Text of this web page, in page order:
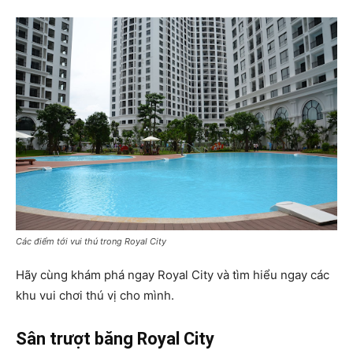
Các điểm tới vui thú trong Royal City
Hãy cùng khám phá ngay Royal City và tìm hiểu ngay các
khu vui chơi thú vị cho mình.
Sân trượt băng Royal City